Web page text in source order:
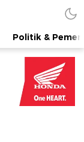
Politik &